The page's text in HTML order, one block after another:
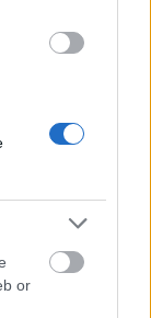
or
szigonyát
alakít.
bankrabló
Ambrus
filmre vigye,
várakozás,
tűnik